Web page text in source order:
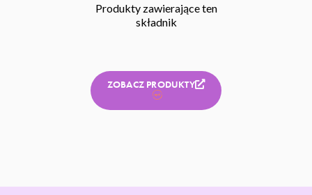
Produkty zawierające ten
składnik
ZOBACZ PRODUKTY